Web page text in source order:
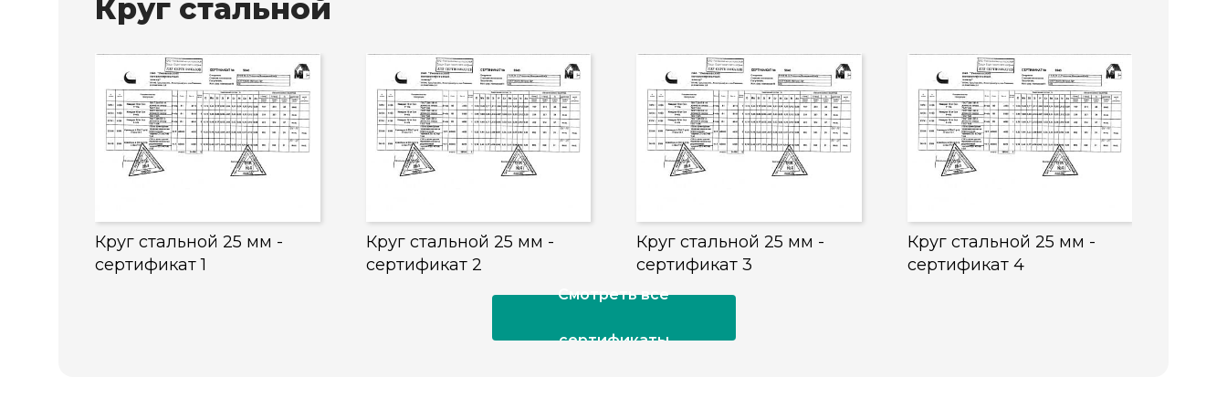
Круг стальной
Круг стальной 25 мм -
сертификат 1
Круг стальной 25 мм -
сертификат 2
Круг стальной 25 мм -
сертификат 3
Круг стальной 25 мм -
сертификат 4
Смотреть все
сертификаты